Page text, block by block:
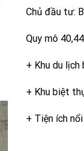
Chủ đầu tư:
Quy mô
+ Khu du lịch
+ Khu biệt
+ Tiện ích